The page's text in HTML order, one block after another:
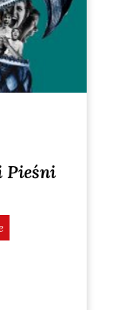
Pieśni